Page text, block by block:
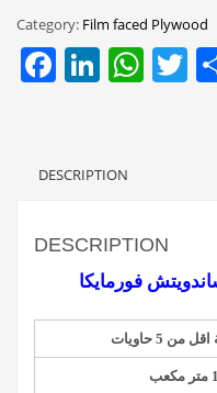
Category: Film faced Plywood
Facebook
DESCRIPTION
DESCRIPTION
5 حاويات